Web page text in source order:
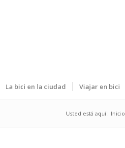
La bici en la ciudad Viajar en bici
Usted está aquí: Inicio